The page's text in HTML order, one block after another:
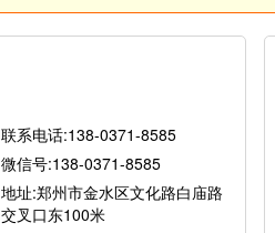
联系电话:138-0371-8585
微信号:138-0371-8585
地址:郑州市金水区文化路白庙路
交叉口东100米